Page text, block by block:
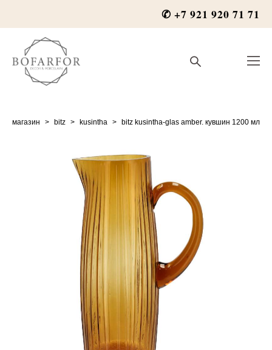
✆ +7 921 920 71 71
магазин > bitz > kusintha > bitz kusintha-glas amber. кувшин 1200 мл